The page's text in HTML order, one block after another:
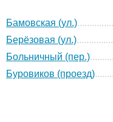
Бамовская (ул.)
Берёзовая (ул.)
Больничный (пер.)
Буровиков (проезд)